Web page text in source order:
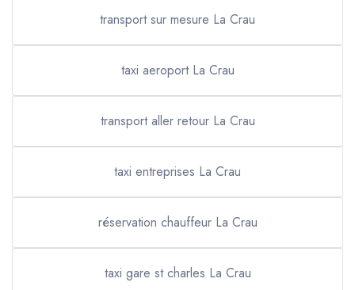
transport sur mesure La Crau
taxi aeroport La Crau
transport aller retour La Crau
taxi entreprises La Crau
réservation chauffeur La Crau
taxi gare st charles La Crau